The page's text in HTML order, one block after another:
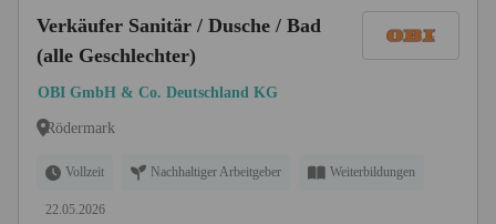
Verkäufer Sanitär / Dusche / Bad
(alle Geschlechter)
OBI GmbH & Co. Deutschland KG
Rödermark
Vollzeit Nachhaltiger Arbeitgeber Weiterbildungen
22.05.2026